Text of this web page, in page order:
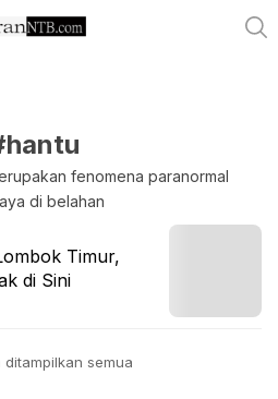
fenomena paranormal
di belahan
Timur,
di Sini
ditampilkan semua